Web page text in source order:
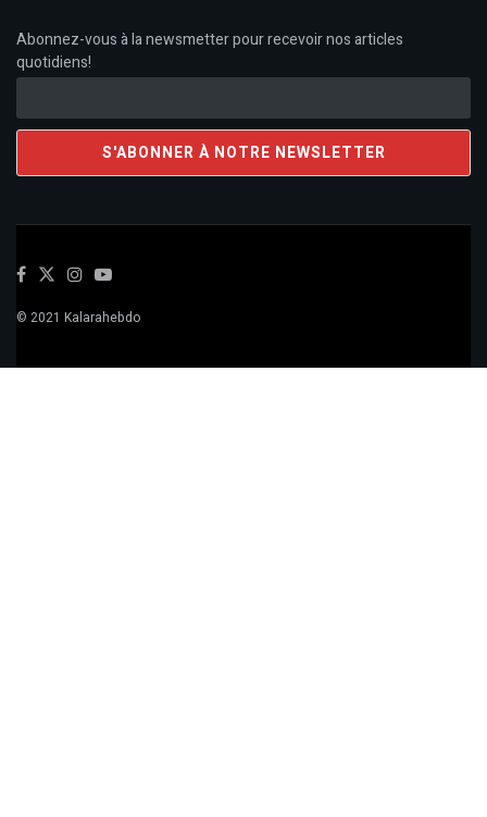
Abonnez-vous à la newsmetter pour recevoir nos articles
quotidiens!
© 2021 Kalarahebdo